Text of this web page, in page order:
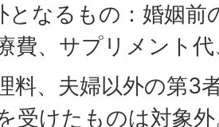
となるもの：婚姻前
費、サプリメント
料、夫婦以外の第3
受けたものは対象